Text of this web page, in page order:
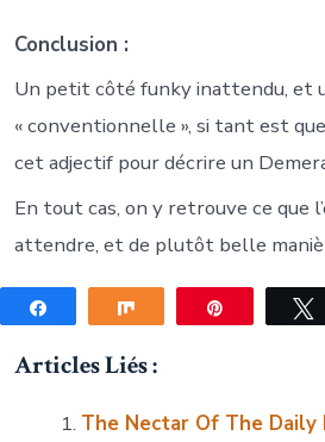
Conclusion :
Un petit côté funky inattendu, et
« conventionnelle », si tant est
cet adjectif pour décrire un
En tout cas, on y retrouve ce que
attendre, et de plutôt belle
Partagez Partagez
Articles Liés :
The Nectar Of The Daily